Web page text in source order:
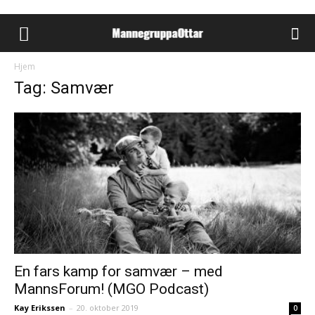
Hjem
Tag: Samvær
En fars kamp for samvær – med
MannsForum! (MGO Podcast)
Kay Erikssen – 20. oktober 2019 0